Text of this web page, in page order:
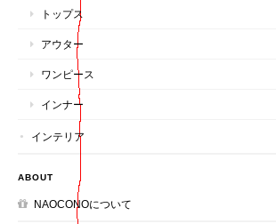
トップス
アウター
ワンピース
インナー
インテリア
ABOUT
NAOCONOについて